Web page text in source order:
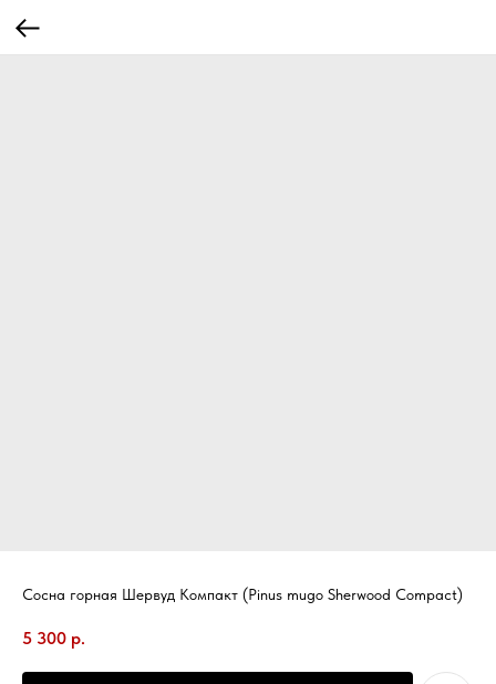
Сосна горная Шервуд Компакт (Pinus mugo Sherwood Compact)
5 300 р.